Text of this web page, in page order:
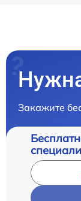
Закажите